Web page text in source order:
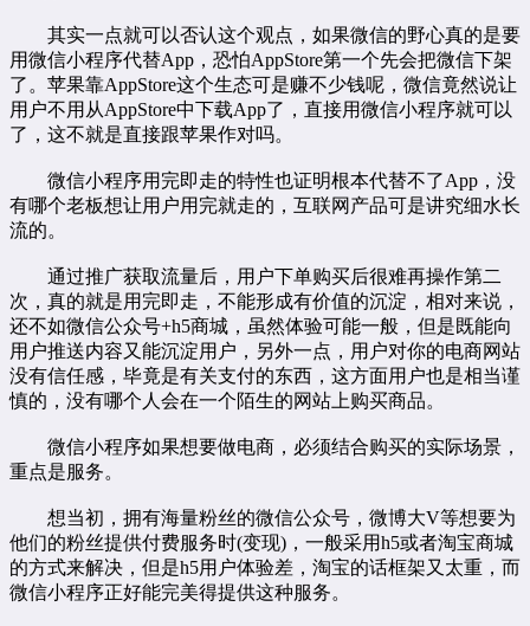
其实一点就可以否认这个观点，如果微信的野心真的是要
用微信小程序代替App，恐怕AppStore第一个先会把微信下架
了。苹果靠AppStore这个生态可是赚不少钱呢，微信竟然说让
用户不用从AppStore中下载App了，直接用微信小程序就可以
了，这不就是直接跟苹果作对吗。
微信小程序用完即走的特性也证明根本代替不了App，没
有哪个老板想让用户用完就走的，互联网产品可是讲究细水长
流的。
通过推广获取流量后，用户下单购买后很难再操作第二
次，真的就是用完即走，不能形成有价值的沉淀，相对来说，
还不如微信公众号+h5商城，虽然体验可能一般，但是既能向
用户推送内容又能沉淀用户，另外一点，用户对你的电商网站
没有信任感，毕竟是有关支付的东西，这方面用户也是相当谨
慎的，没有哪个人会在一个陌生的网站上购买商品。
微信小程序如果想要做电商，必须结合购买的实际场景，
重点是服务。
想当初，拥有海量粉丝的微信公众号，微博大V等想要为
他们的粉丝提供付费服务时(变现)，一般采用h5或者淘宝商城
的方式来解决，但是h5用户体验差，淘宝的话框架又太重，而
微信小程序正好能完美得提供这种服务。